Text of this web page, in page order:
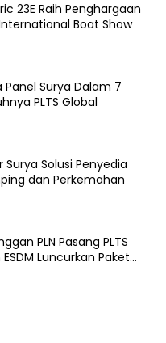
Boat Show
Surya Dalam 7
PLTS Global
Solusi Penyedia
dan Perkemahan
PLN Pasang PLTS
Luncurkan Paket